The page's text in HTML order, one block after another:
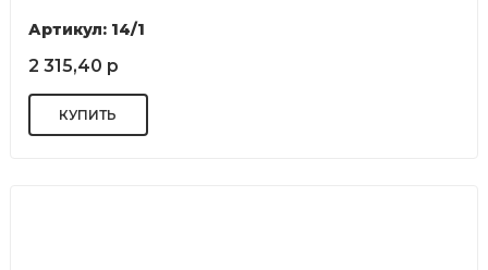
Артикул: 14/1
2 315,40 р